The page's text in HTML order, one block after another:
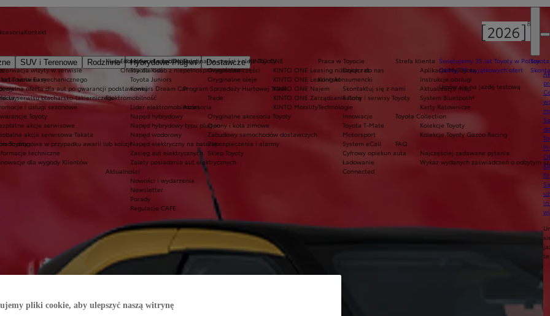
SUV i Terenowe Rodzinne Hybrydowe Plug-in
Dostawcze
Ekobonus dla hybryd Toyoty
Oferta dla osób z niepełnosprawnościami
Świętujemy 35 lat Toyoty w Polsce
Odkryj 35 wyjątkowych ofert
Umów się na jazdę testową
Toyoty
Kluby dla dzieci i młodzieży
Toyota Kids
Toyota Juniors
Konkurs Dream Car
Elektromobilność
Lider elektromobilności
Napęd hybrydowy
Napęd hybrydowy typu plug-in
Napęd wodorowy
Napęd elektryczny na baterię
Zasięg aut elektrycznych
Zalety posiadania aut elektrycznych
Aktualności
Nowości i wydarzenia
Newsletter
Porady
Regulacje CAFE
Praca w Toyocie
Dołącz do nas
Kontakt
Skontaktuj się z nami
Salony i serwisy Toyoty
Technologie
Innowacje
Toyota T-Mate
Motorsport
System eCall
Cyfrowy opiekun auta
Ładowanie
Connected
Toyota Easy
KINTO ONE
KINTO ONE Leasing niższych rat
KINTO ONE Leasing konsumencki
KINTO ONE Najem
KINTO ONE Zarządzanie flotą
KINTO Mobility
wizyty w serwisie
serwisu mechanicznego
oferta dla aut po gwarancji podstawowej
serwisu blacharsko-lakierniczego
i usługi sezonowe
Toyoty
akcje serwisowe
akcja serwisowa Takata
drogowa w przypadku awarii lub kolizji
techniczne
dla wygody Klientów
Oryginalne części i oleje Toyoty
Oryginalne części
Oryginalne oleje
Program Sprzedaży Hurtowej Trade
Trade
Akcesoria
Oryginalne akcesoria Toyoty
Opony i koła zimowe
Zabudowy samochodów dostawczych
Zabezpieczenia i alarmy
Sklep Toyoty
Strefa klienta
Aplikacja MyToyota
Instrukcje obsługi
Aktualizacja map
System Bluetooth®
Karty Ratownicze
Toyota Collection
Kolekcje Toyoty
Kolekcje Toyoty Gazoo Racing
FAQ
Najczęściej zadawane pytania
Wykaz wydanych zaświadczeń o odbytym
Kontakt
pliki cookie, aby ulepszyć naszą witrynę